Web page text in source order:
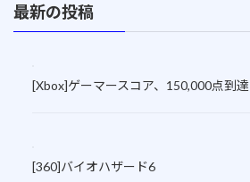
最新の投稿
[Xbox]ゲーマースコア、150,000点到達
[360]バイオハザード6